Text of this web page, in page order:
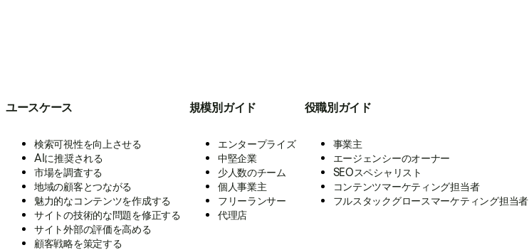
ユースケース
検索可視性を向上させる
AIに推奨される
市場を調査する
地域の顧客とつながる
魅力的なコンテンツを作成する
サイトの技術的な問題を修正する
サイト外部の評価を高める
顧客戦略を策定する
規模別ガイド
エンタープライズ
中堅企業
少人数のチーム
個人事業主
フリーランサー
代理店
役職別ガイド
事業主
エージェンシーのオーナー
SEOスペシャリスト
コンテンツマーケティング担当者
フルスタックグロースマーケティング担当者